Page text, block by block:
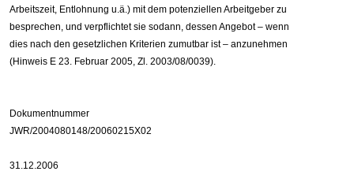
Arbeitszeit, Entlohnung u.ä.) mit dem potenziellen Arbeitgeber zu
besprechen, und verpflichtet sie sodann, dessen Angebot – wenn
dies nach den gesetzlichen Kriterien zumutbar ist – anzunehmen
(Hinweis E 23. Februar 2005, Zl. 2003/08/0039).
Dokumentnummer
JWR/2004080148/20060215X02
31.12.2006